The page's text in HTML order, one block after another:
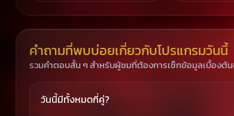
คำถามที่พบบ่อยเกี่ยวกับโปรแกรมวันนี้
รวมคำตอบสั้น ๆ สำหรับผู้ชมที่ต้องการเช็กข้อมูลเบื้องต้
วันนี้มีทั้งหมดกี่คู่?